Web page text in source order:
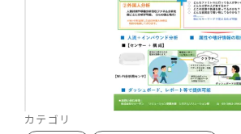
カテゴリ